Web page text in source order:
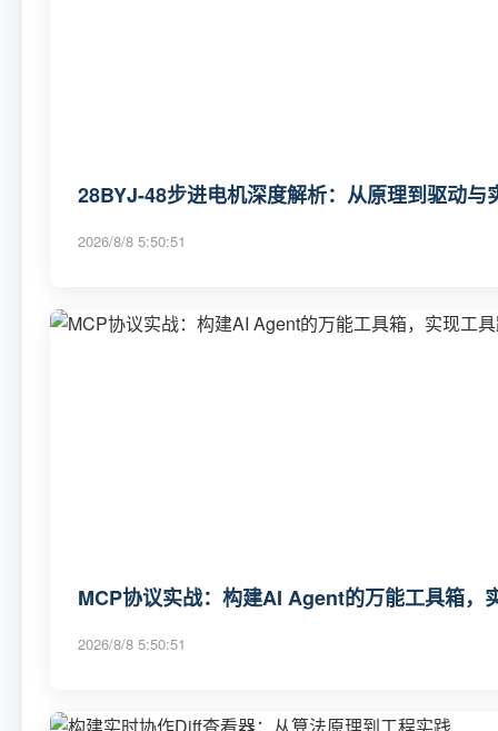
28BYJ-48步进电机深度解析：从原理到驱动与
2026/8/8 5:50:51
MCP协议实战：构建AI Agent的万能工具箱，
2026/8/8 5:50:51